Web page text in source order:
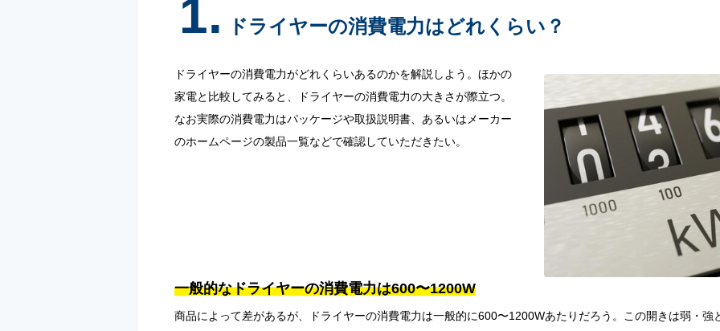
1. ドライヤーの消費電力はどれくらい？
ドライヤーの消費電力がどれくらいあるのかを解説しよう。ほかの
家電と比較してみると、ドライヤーの消費電力の大きさが際立つ。
なお実際の消費電力はパッケージや取扱説明書、あるいはメーカー
のホームページの製品一覧などで確認していただきたい。
一般的なドライヤーの消費電力は600〜1200W
商品によって差があるが、ドライヤーの消費電力は一般的に600〜1200Wあたりだろう。この開きは弱・強